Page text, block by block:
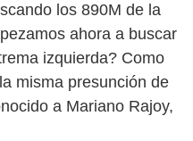
los 890M de la
ahora a buscar
izquierda? Como
misma presunción de
a Mariano Rajoy,